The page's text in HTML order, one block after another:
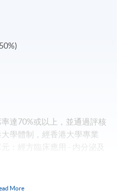
達70%或以上，並通過評核
學體制，經香港大學專業
：經方臨床應用 - 内分泌及
師學員可按實際上課時數
More